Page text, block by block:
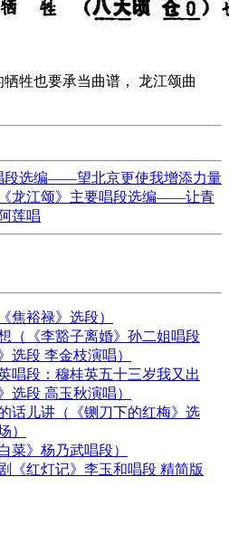
牺牲也要承当曲谱， 龙江颂曲
段选编——望北京更使我增添力量
《龙江颂》主要唱段选编——让青
莲唱
焦裕禄》选段）
（《李豁子离婚》孙二姐唱段
选段 李金枝演唱）
唱段：穆桂英五十三岁我又出
选段 高玉秋演唱）
话儿讲（《铡刀下的红梅》选
）
菜》杨乃武唱段）
《红灯记》李玉和唱段 精简版